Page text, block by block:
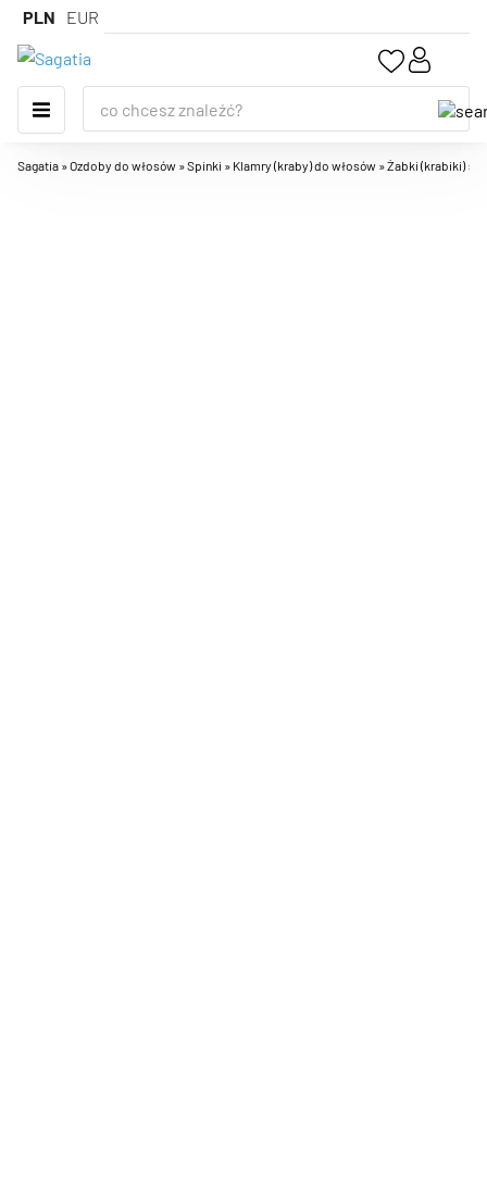
PLN EUR
Sagatia »Ozdoby do włosów »Spinki » Klamry (kraby) do włosów »Żabki (krabiki)»